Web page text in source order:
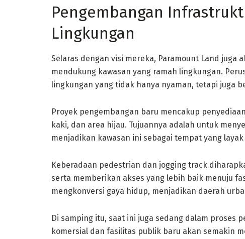
Pengembangan
Lingkungan
Selaras dengan visi mereka, Paramount Land
mendukung kawasan yang ramah lingkungan.
lingkungan yang tidak hanya nyaman, tetapi juga
Proyek pengembangan baru mencakup
kaki, dan area hijau. Tujuannya adalah untuk
menjadikan kawasan ini sebagai tempat yang
Keberadaan pedestrian dan jogging track
serta memberikan akses yang lebih baik menuju
mengkonversi gaya hidup, menjadikan daerah
Di samping itu, saat ini juga sedang dalam proses
komersial dan fasilitas publik baru akan semakin